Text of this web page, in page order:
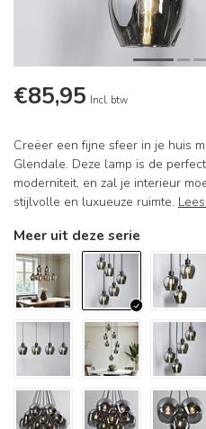
€85,95 Incl. btw
Creëer een fijne sfeer in je huis
Glendale. Deze lamp is de
moderniteit, en zal je interieur
stijlvolle en luxueuze ruimte.
Meer uit deze serie